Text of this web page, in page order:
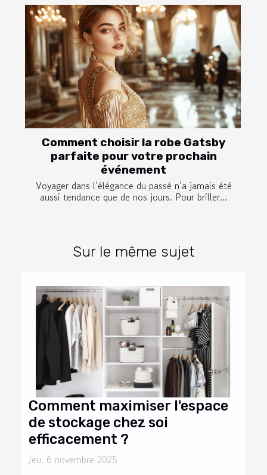
Comment choisir la robe Gatsby
parfaite pour votre prochain
événement
Voyager dans l’élégance du passé n’a jamais été
aussi tendance que de nos jours. Pour briller...
Sur le même sujet
Comment maximiser l'espace
de stockage chez soi
efficacement ?
Jeu. 6 novembre 2025